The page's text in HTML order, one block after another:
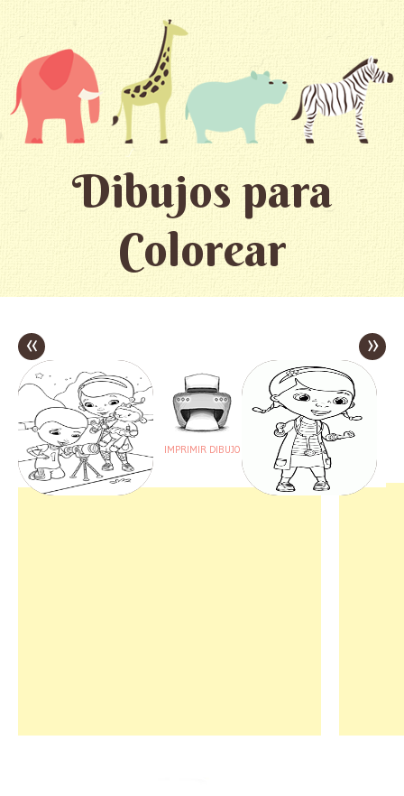
Dibujos para
Colorear
«
IMPRIMIR DIBUJO
»